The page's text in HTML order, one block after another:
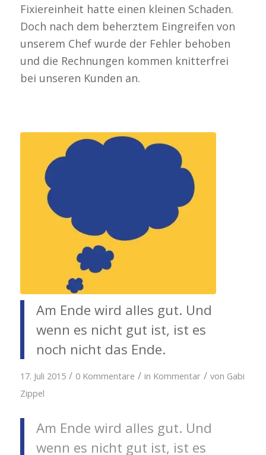
Fixiereinheit hatte einen kleinen Schaden.
Doch nach dem beherztem Eingreifen von
unserem Chef wurde der Fehler behoben
und die Rechnungen kommen knitterfrei
bei unseren Kunden an.
Am Ende wird alles gut. Und
wenn es nicht gut ist, ist es
noch nicht das Ende.
17. Juli 2015 / 0 Kommentare / in Kommentar / von Gabi
Zippel
Am Ende wird alles gut. Und
wenn es nicht gut ist, ist es